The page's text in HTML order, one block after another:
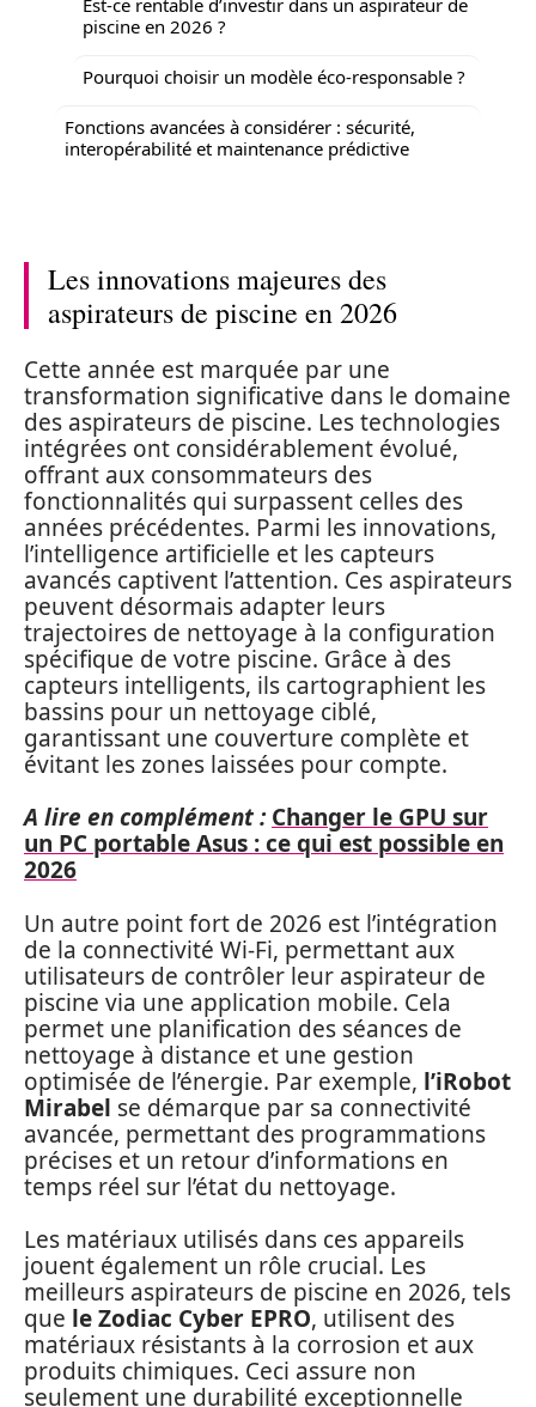
piscine en 2026 ?
Pourquoi choisir un modèle éco-responsable ?
Fonctions avancées à considérer : sécurité,
interopérabilité et maintenance prédictive
Les innovations majeures des
aspirateurs de piscine en 2026
Cette année est marquée par une
transformation significative dans le domaine
des aspirateurs de piscine. Les technologies
intégrées ont considérablement évolué,
offrant aux consommateurs des
fonctionnalités qui surpassent celles des
années précédentes. Parmi les innovations,
l’intelligence artificielle et les capteurs
avancés captivent l’attention. Ces aspirateurs
peuvent désormais adapter leurs
trajectoires de nettoyage à la configuration
spécifique de votre piscine. Grâce à des
capteurs intelligents, ils cartographient les
bassins pour un nettoyage ciblé,
garantissant une couverture complète et
évitant les zones laissées pour compte.
A lire en complément : Changer le GPU sur
un PC portable Asus : ce qui est possible en
2026
Un autre point fort de 2026 est l’intégration
de la connectivité Wi-Fi, permettant aux
utilisateurs de contrôler leur aspirateur de
piscine via une application mobile. Cela
permet une planification des séances de
nettoyage à distance et une gestion
optimisée de l’énergie. Par exemple, l’iRobot
Mirabel se démarque par sa connectivité
avancée, permettant des programmations
précises et un retour d’informations en
temps réel sur l’état du nettoyage.
Les matériaux utilisés dans ces appareils
jouent également un rôle crucial. Les
meilleurs aspirateurs de piscine en 2026, tels
que le Zodiac Cyber EPRO, utilisent des
matériaux résistants à la corrosion et aux
produits chimiques. Ceci assure non
seulement une durabilité exceptionnelle